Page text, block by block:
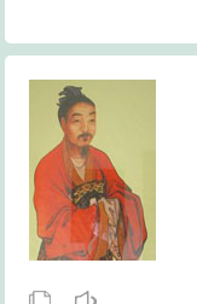
去啊，自己本来就
啊，深深地潜藏在
啊，怎么能够跟从
东西是圣人的神明
居起来；假使骐骥
说与狗和羊有分别
应当顽强地活下去
许因此而不能长寿
贾谊和屈原这种
的生死观。屈原所
能实现就不惜殉以
兼有盛行于汉初的
品加以对比，就可